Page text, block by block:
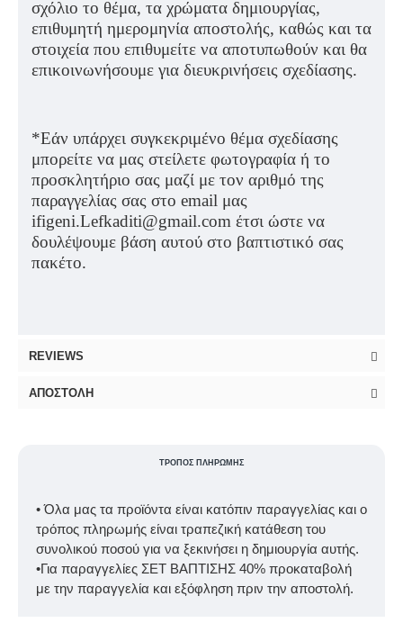
σχόλιο το θέμα, τα χρώματα δημιουργίας,
επιθυμητή ημερομηνία αποστολής, καθώς και τα
στοιχεία που επιθυμείτε να αποτυπωθούν και θα
επικοινωνήσουμε για διευκρινήσεις σχεδίασης.
*Εάν υπάρχει συγκεκριμένο θέμα σχεδίασης
μπορείτε να μας στείλετε φωτογραφία ή το
προσκλητήριο σας μαζί με τον αριθμό της
παραγγελίας σας στο email μας
ifigeni.Lefkaditi@gmail.com έτσι ώστε να
δουλέψουμε βάση αυτού στο βαπτιστικό σας
πακέτο.
REVIEWS
ΑΠΟΣΤΟΛΉ
ΤΡΌΠΟΣ ΠΛΗΡΩΜΉΣ
• Όλα μας τα προϊόντα είναι κατόπιν παραγγελίας και ο
τρόπος πληρωμής είναι τραπεζική κατάθεση του
συνολικού ποσού για να ξεκινήσει η δημιουργία αυτής.
•Για παραγγελίες ΣΕΤ ΒΑΠΤΙΣΗΣ 40% προκαταβολή
με την παραγγελία και εξόφληση πριν την αποστολή.